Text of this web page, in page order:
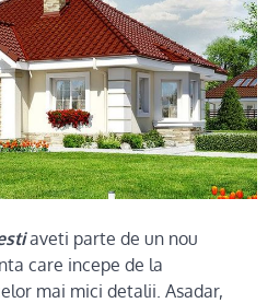
aveti parte de un nou
care incepe de la
mai mici detalii. Asadar,